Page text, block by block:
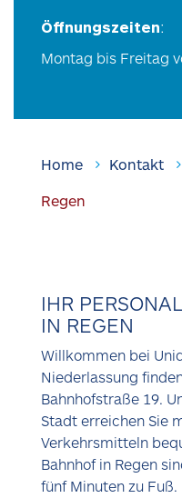
Öffnungszeiten:
Montag bis Freitag
Home Kontakt
Regen
IHR
IN REGEN
Willkommen bei
Niederlassung
Bahnhofstraße 19.
Stadt erreichen Sie
Verkehrsmitteln
Bahnhof in Regen
fünf Minuten zu Fuß.